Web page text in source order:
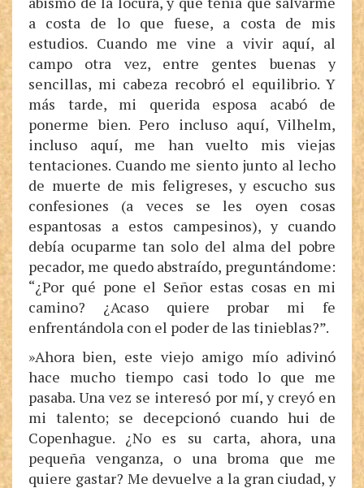
a costa de lo que fuese, a costa de mis
estudios. Cuando me vine a vivir aquí, al
campo otra vez, entre gentes buenas y
sencillas, mi cabeza recobró el equilibrio. Y
más tarde, mi querida esposa acabó de
ponerme bien. Pero incluso aquí, Vilhelm,
incluso aquí, me han vuelto mis viejas
tentaciones. Cuando me siento junto al lecho
de muerte de mis feligreses, y escucho sus
confesiones (a veces se les oyen cosas
espantosas a estos campesinos), y cuando
debía ocuparme tan solo del alma del pobre
pecador, me quedo abstraído, preguntándome:
“¿Por qué pone el Señor estas cosas en mi
camino? ¿Acaso quiere probar mi fe
enfrentándola con el poder de las tinieblas?”.
»Ahora bien, este viejo amigo mío adivinó
hace mucho tiempo casi todo lo que me
pasaba. Una vez se interesó por mí, y creyó en
mi talento; se decepcionó cuando hui de
Copenhague. ¿No es su carta, ahora, una
pequeña venganza, o una broma que me
quiere gastar? Me devuelve a la gran ciudad, y